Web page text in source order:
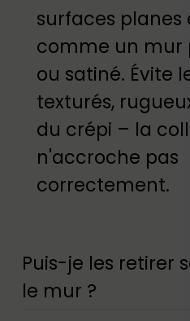
surfaces planes
comme un mur
ou satiné. Évite
texturés,
du crépi – la
n'accroche pas
correctement.
Puis-je les retirer
le mur ?